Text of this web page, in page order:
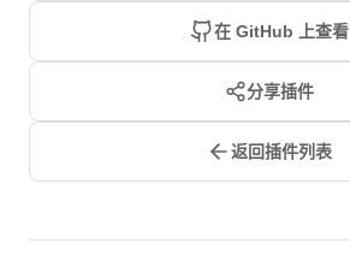
在 GitHub 上查看
分享插件
返回插件列表